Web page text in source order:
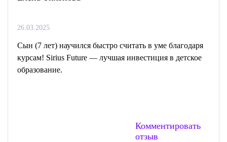
26.03.2025
Сын (7 лет) научился быстро считать в уме благодаря
курсам! Sirius Future — лучшая инвестиция в детское
образование.
Комментировать
отзыв